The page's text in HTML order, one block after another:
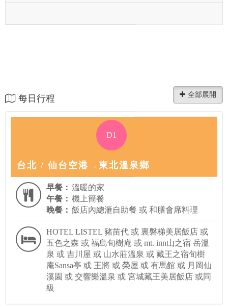
每日行程
D1
台北 / 仙台空港→東北溫泉鄉
早餐： 溫暖的家
午餐： 機上簡餐
晚餐： 飯店內總滙自助餐 或 和膳會席料理
HOTEL LISTEL 豬苗代 或 裏磐梯美居飯店 或
五色之森 或 福島旬樹庵 或 mt. inn山之宿 岳溫
泉 或 吉川屋 或 山水莊溫泉 或 藏王之宿旬樹
庵Sansa亭 或 王將 或 榮屋 或 有馬館 或 月岡仙
溪園 或 交響樂溫泉 或 宮城藏王美居飯店 或同
級